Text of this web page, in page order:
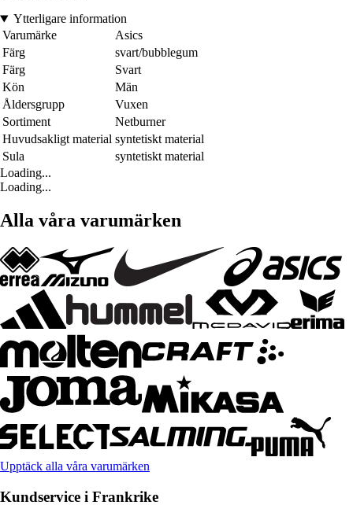
Ytterligare information
Varumärke
Asics
Färg
svart/bubblegum
Färg
Svart
Kön
Män
Åldersgrupp
Vuxen
Sortiment
Netburner
Huvudsakligt material syntetiskt material
Sula
syntetiskt material
Loading...
Loading...
Alla våra varumärken
Upptäck alla våra varumärken
Kundservice i Frankrike